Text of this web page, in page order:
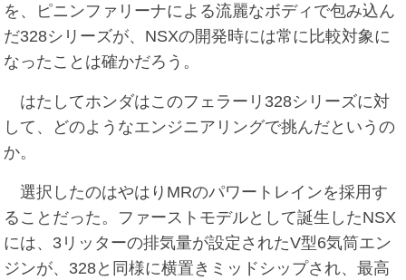
を、ピニンファリーナによる流麗なボディで包み込ん
だ328シリーズが、NSXの開発時には常に比較対象に
なったことは確かだろう。
はたしてホンダはこのフェラーリ328シリーズに対
して、どのようなエンジニアリングで挑んだというの
か。
選択したのはやはりMRのパワートレインを採用す
ることだった。ファーストモデルとして誕生したNSX
には、3リッターの排気量が設定されたV型6気筒エン
ジンが、328と同様に横置きミッドシップされ、最高